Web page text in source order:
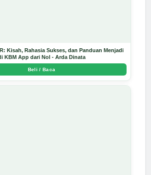
Kisah, Rahasia Sukses, dan Panduan Menjadi
KBM App dari Nol - Arda Dinata
Beli / Baca